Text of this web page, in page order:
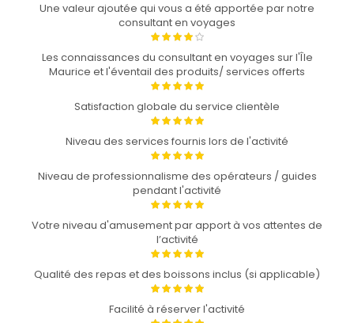
Une valeur ajoutée qui vous a été apportée par notre
consultant en voyages
Les connaissances du consultant en voyages sur l'Île
Maurice et l'éventail des produits/ services offerts
Satisfaction globale du service clientèle
Niveau des services fournis lors de l'activité
Niveau de professionnalisme des opérateurs / guides
pendant l'activité
Votre niveau d'amusement par apport à vos attentes de
l’activité
Qualité des repas et des boissons inclus (si applicable)
Facilité à réserver l'activité